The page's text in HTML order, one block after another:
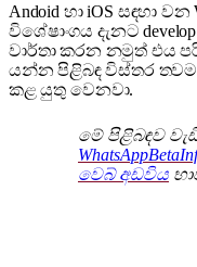
Andoid හා iOS සඳහා
විශේෂාංගය දැනට
වාර්තා කරන නමුත් එය
යන්න පිළිබඳ විස්තර
කළ යුතු වෙනවා.
මේ පිළිබඳව
වෙබ් අඩවිය